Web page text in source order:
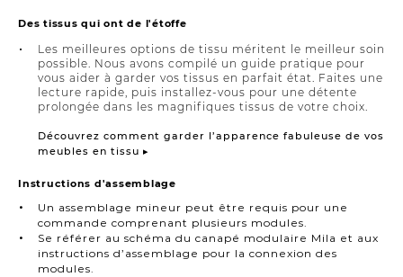
Des tissus qui ont de l'étoffe
Les meilleures options de tissu méritent le meilleur soin
possible. Nous avons compilé un guide pratique pour
vous aider à garder vos tissus en parfait état. Faites une
lecture rapide, puis installez-vous pour une détente
prolongée dans les magnifiques tissus de votre choix.
Découvrez comment garder l’apparence fabuleuse de vos
meubles en tissu ▸
Instructions d'assemblage
Un assemblage mineur peut être requis pour une
commande comprenant plusieurs modules.
Se référer au schéma du canapé modulaire Mila et aux
instructions d’assemblage pour la connexion des
modules.